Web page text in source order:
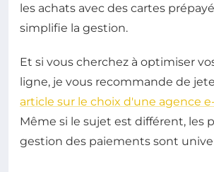
les achats avec des cartes
simplifie la gestion.
Et si vous cherchez à optimiser
ligne, je vous recommande de
article sur le choix d'une agence
Même si le sujet est différent, les
gestion des paiements sont